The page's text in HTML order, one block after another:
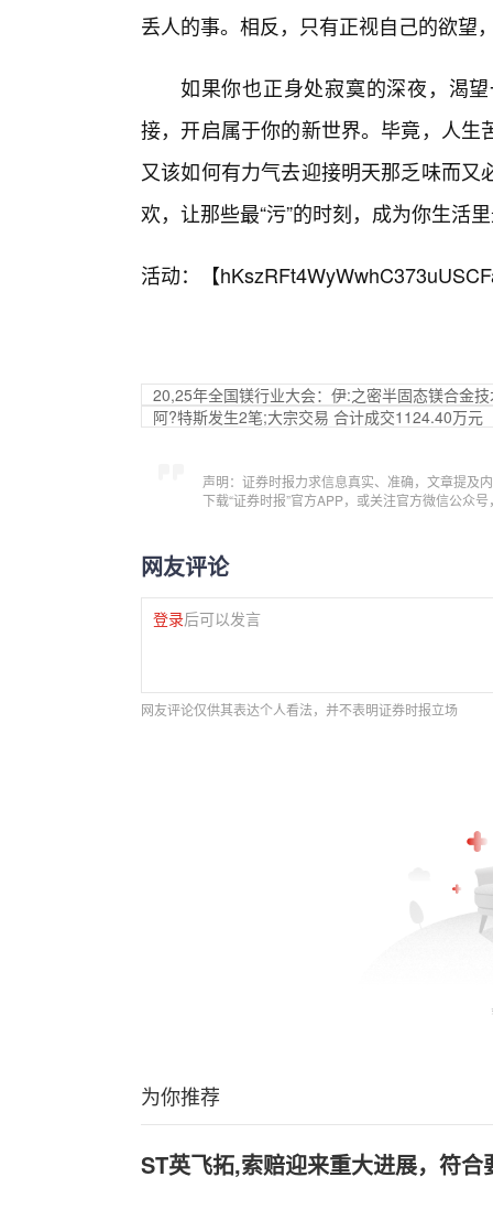
丢人的事。相反，只有正视自己的欲望
如果你也正身处寂寞的深夜，渴
接，开启属于你的新世界。毕竟，人
又该如何有力气去迎接明天那乏味而
欢，让那些最“污”的时刻，成为你生活
活动：【
20,25年全国镁行业大会：伊:之密半固态镁合金
阿?特斯发生2笔;大宗交易 合计成交1124.40万元
声明：证券时报力求信息真实、准确，文章提及
下载“证券时报”官方APP，或关注官方微信公众
网友评论
登录后可以发言
网友评论仅供其表达个人看法，并不表明证券时报立场
为你推荐
ST英飞拓,索赔迎来重大进展，符合